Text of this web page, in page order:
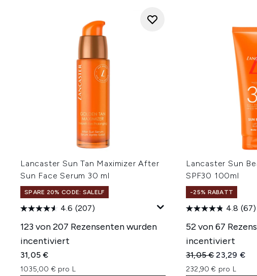
Lancaster Sun Tan Maximizer After
Sun Face Serum 30 ml
SPARE 20% CODE: SALELF
4.6 (207)
123 von 207 Rezensenten wurden
incentiviert
31,05 €
1035,00 € pro L
Lancaster Sun
SPF30 100ml
-25% RABATT
4.8 (67)
52 von 67
incentiviert
Unverbindliche
31,05 €Aktueller
23,29 €
232,90 € pro L